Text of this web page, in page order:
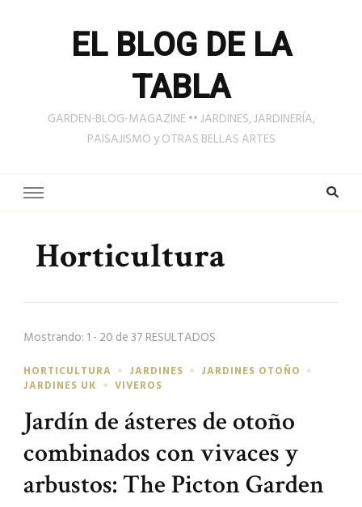
EL BLOG DE LA
TABLA
GARDEN-BLOG-MAGAZINE •• JARDINES, JARDINERÍA,
PAISAJISMO y OTRAS BELLAS ARTES
Horticultura
Mostrando: 1 - 20 de 37 RESULTADOS
HORTICULTURA JARDINES
JARDINES OTOÑO
JARDINES UK
VIVEROS
Jardín de ásteres de otoño
combinados con vivaces y
arbustos: The Picton Garden